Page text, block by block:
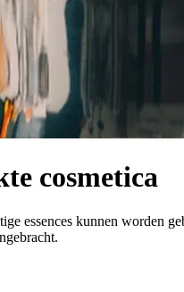
cosmetica
essences kunnen worden